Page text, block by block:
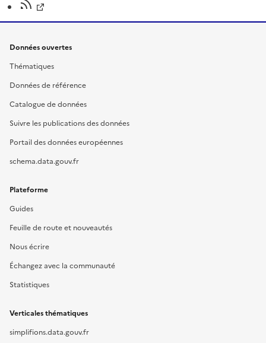
Données ouvertes
Thématiques
Données de référence
Catalogue de données
Suivre les publications des données
Portail des données européennes
schema.data.gouv.fr
Plateforme
Guides
Feuille de route et nouveautés
Nous écrire
Échangez avec la communauté
Statistiques
Verticales thématiques
simplifions.data.gouv.fr